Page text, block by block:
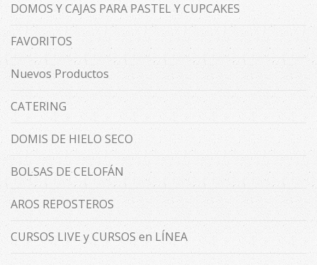
DOMOS Y CAJAS PARA PASTEL Y CUPCAKES
FAVORITOS
Nuevos Productos
CATERING
DOMIS DE HIELO SECO
BOLSAS DE CELOFÁN
AROS REPOSTEROS
CURSOS LIVE y CURSOS en LÍNEA